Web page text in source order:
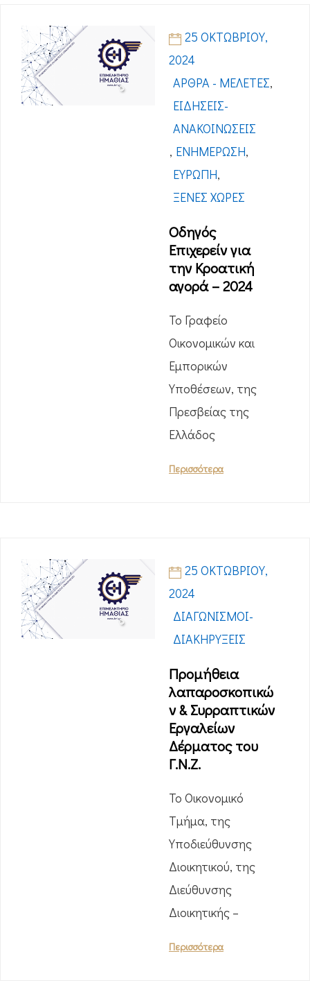
25 ΟΚΤΩΒΡΊΟΥ,
2024
ΆΡΘΡΑ - ΜΕΛΈΤΕΣ,
ΕΙΔΉΣΕΙΣ-
ΑΝΑΚΟΙΝΏΣΕΙΣ
, ΕΝΗΜΈΡΩΣΗ,
ΕΥΡΏΠΗ,
ΞΈΝΕΣ ΧΏΡΕΣ
Οδηγός
Επιχερείν για
την Κροατική
αγορά – 2024
Το Γραφείο
Οικονομικών και
Εμπορικών
Υποθέσεων, της
Πρεσβείας της
Ελλάδος
Περισσότερα
25 ΟΚΤΩΒΡΊΟΥ,
2024
ΔΙΑΓΩΝΙΣΜΟΊ-
ΔΙΑΚΗΡΎΞΕΙΣ
Προμήθεια
λαπαροσκοπικώ
ν & Συρραπτικών
Εργαλείων
Δέρματος του
Γ.Ν.Ζ.
Το Οικονομικό
Τμήμα, της
Υποδιεύθυνσης
Διοικητικού, της
Διεύθυνσης
Διοικητικής –
Περισσότερα